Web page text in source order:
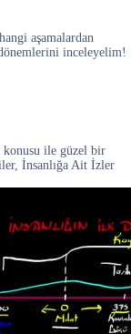
aşamalardan
inceleyelim!
konusu ile güzel bir
İnsanlığa Ait İzler